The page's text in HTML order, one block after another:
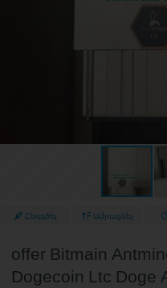
Ընդգծել Ամրացնել
offer Bitmain
Dogecoin Ltc Doge